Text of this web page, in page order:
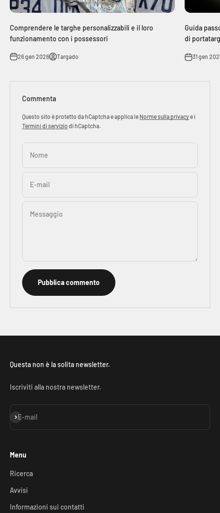
Comprendere le targhe personalizzabili e il loro
funzionamento con i possessori
26 gen 2026 Targado
Guida
di
31 gen
Commenta
Questo sito è protetto da hCaptcha e applica le Norme sulla privacye i
Termini di servizio di hCaptcha.
Nome
E-mail
Messaggio
Pubblica commento
Questa non è la solita newsletter.
Iscriviti alla nostra newsletter.
E-mail
Iscriviti alla newsletter
Menu
Ricerca
Avvisi
Informazioni sui contatti